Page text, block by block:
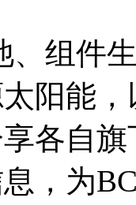
、组件
阳能
各自
，为